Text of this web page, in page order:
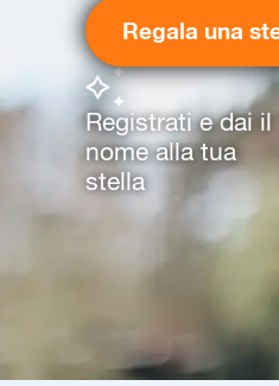
Regala una
Registrati e dai il
nome alla tua
stella